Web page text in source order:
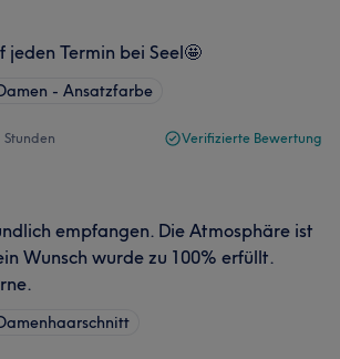
jeden Termin bei Seel🤩
- Ansatzfarbe
Verifizierte Bewertung
empfangen. Die Atmosphäre ist
Wunsch wurde zu 100% erfüllt.